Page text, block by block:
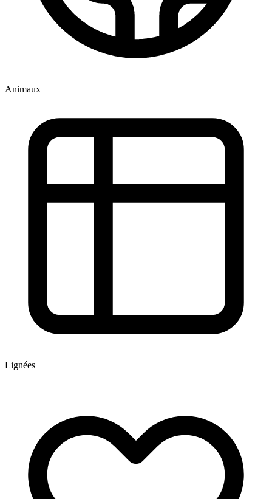
Animaux
Lignées